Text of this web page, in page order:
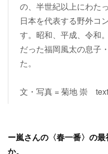
の、半世紀以上にわた
日本を代表する野外コ
す。昭和、平成、令和
だった福岡風太の息子
た。
文・写真 = 菊地 崇
ー嵐さんの〈春一番〉の
か。